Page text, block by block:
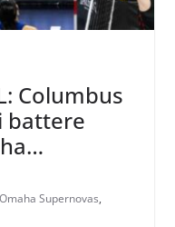
Columbus
battere
primo
Omaha Supernovas,